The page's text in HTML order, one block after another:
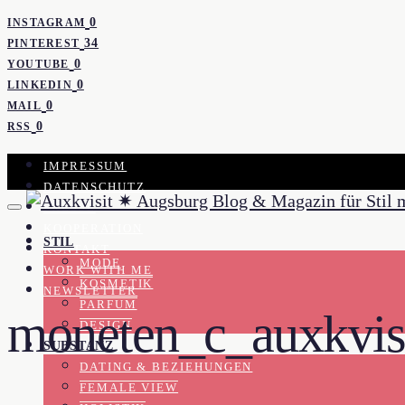
INSTAGRAM 0
PINTEREST 34
YOUTUBE 0
LINKEDIN 0
MAIL 0
RSS 0
IMPRESSUM
DATENSCHUTZ
PRESSE
KONTAKT
WORK WITH ME
NEWSLETTER
STIL
MODE
KOSMETIK
PARFUM
DESIGN
SUBSTANZ
DATING & BEZIEHUNGEN
FEMALE VIEW